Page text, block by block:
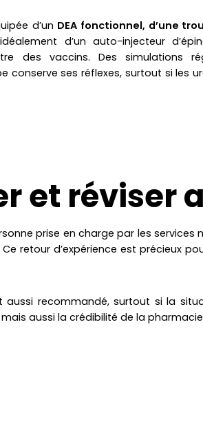
d’un DEA fonctionnel, d’une
d’un auto-injecteur
des vaccins. Des simulations
conserve ses réflexes, surtout si les
et réviser
prise en charge par les services
retour d’expérience est précieux
aussi recommandé, surtout si la
aussi la crédibilité de la